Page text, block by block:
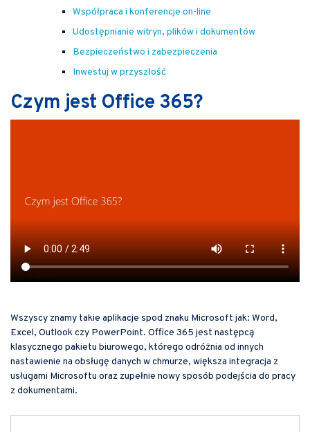
Współpraca i konferencje on-line
Udostępnianie witryn, plików i dokumentów
Bezpieczeństwo i zabezpieczenia
Inwestuj w przyszłość
Czym jest Office 365?
Wszyscy znamy takie aplikacje spod znaku Microsoft jak: Word,
Excel, Outlook czy PowerPoint. Office 365 jest następcą
klasycznego pakietu biurowego, którego odróżnia od innych
nastawienie na obsługę danych w chmurze, większa integracja z
usługami Microsoftu oraz zupełnie nowy sposób podejścia do pracy
z dokumentami.